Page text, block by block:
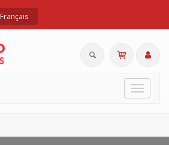
Français
Toggle